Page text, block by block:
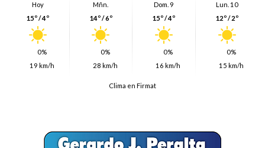
Hoy
15º / 4º
0%
19 km/h
Mñn.
14º / 6º
0%
28 km/h
Dom. 9
15º / 4º
0%
16 km/h
Lun. 10
12º / 2º
0%
15 km/h
Clima en Firmat